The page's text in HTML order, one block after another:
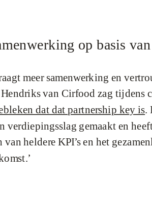
op basis
meer samenwerking en
van Cirfood zag tijdens
dat dat partnership key is.
verdiepingsslag gemaakt en
heldere KPI’s en het